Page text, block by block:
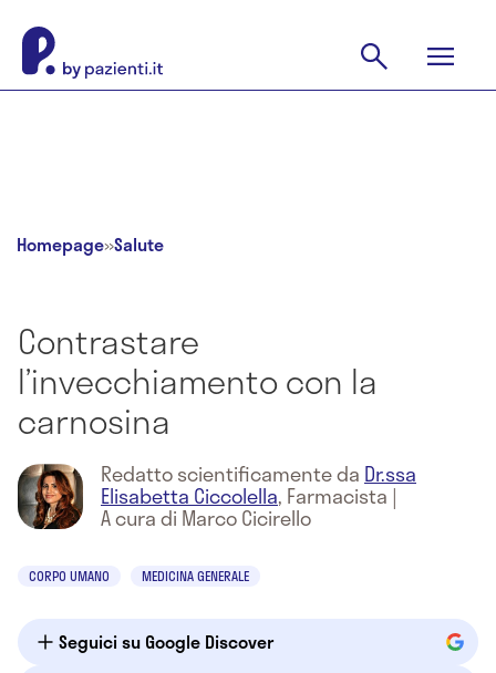
Homepage»Salute
Contrastare
l’invecchiamento con la
carnosina
Redatto scientificamente da Dr.ssa
Elisabetta Ciccolella, Farmacista |
A cura di Marco Cicirello
CORPO UMANO MEDICINA GENERALE
Seguici su Google Discover